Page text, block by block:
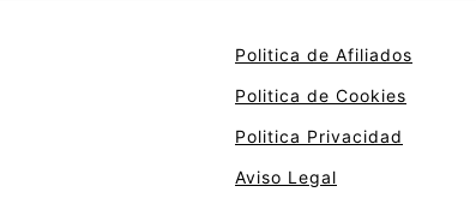
Politica de Afiliados
Politica de Cookies
Politica Privacidad
Aviso Legal